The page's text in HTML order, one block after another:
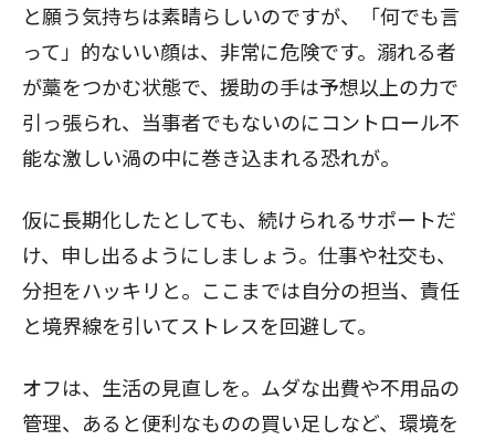
と願う気持ちは素晴らしいのですが、「何でも言
って」的ないい顔は、非常に危険です。溺れる者
が藁をつかむ状態で、援助の手は予想以上の力で
引っ張られ、当事者でもないのにコントロール不
能な激しい渦の中に巻き込まれる恐れが。
仮に長期化したとしても、続けられるサポートだ
け、申し出るようにしましょう。仕事や社交も、
分担をハッキリと。ここまでは自分の担当、責任
と境界線を引いてストレスを回避して。
オフは、生活の見直しを。ムダな出費や不用品の
管理、あると便利なものの買い足しなど、環境を